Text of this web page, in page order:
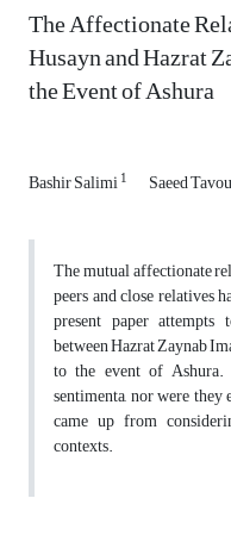
The Affectionate
Husayn and Hazrat
the Event of Ashura
Bashir Salimi1 Saeed
The mutual affectionate
peers and close relatives
present paper
between Hazrat Zaynab
to the event of Ashura.
sentimenta, nor were
came up from
contexts.